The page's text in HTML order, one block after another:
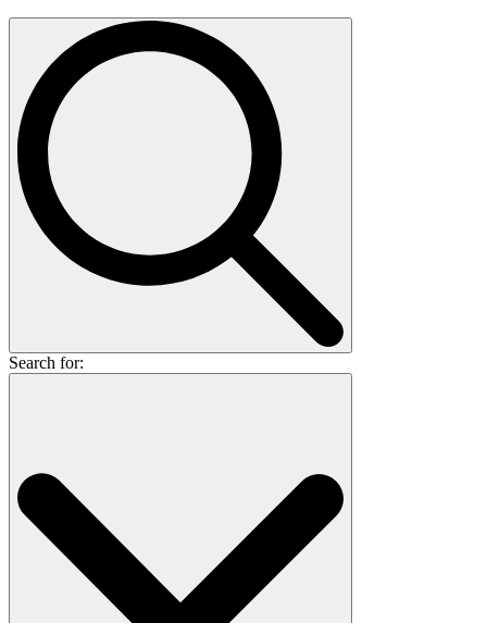
Search for: